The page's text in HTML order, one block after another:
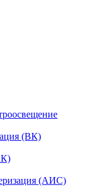
(ВК)
(АИС)